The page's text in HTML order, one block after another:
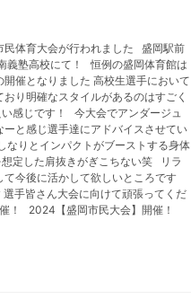
民体育大会が行われました 盛岡駅前
塾高校にて！ 恒例の盛岡体育館は
催となりました 高校生選手において
り明確なスタイルがあるのはすごく
感じです！ 今大会でアンダージュ
と感じ選手達にアドバイスさせてい
なりとインパクトがブーストする身体
定した肩抜きがぎこちない笑 リラ
今後に活かして欲しいところです
手皆さん大会に向けて頑張ってくだ
！ 2024【盛岡市民大会】開催！